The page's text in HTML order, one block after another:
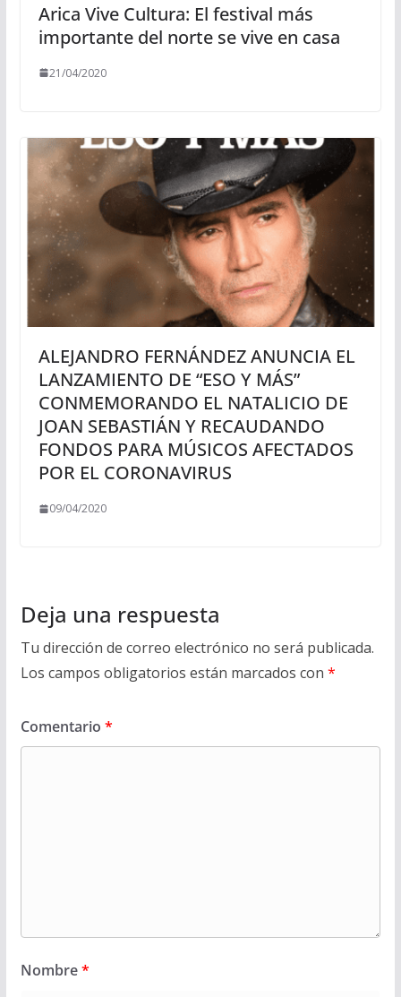
Arica Vive Cultura: El festival más
importante del norte se vive en casa
21/04/2020
ALEJANDRO FERNÁNDEZ ANUNCIA EL
LANZAMIENTO DE “ESO Y MÁS”
CONMEMORANDO EL NATALICIO DE
JOAN SEBASTIÁN Y RECAUDANDO
FONDOS PARA MÚSICOS AFECTADOS
POR EL CORONAVIRUS
09/04/2020
Deja una respuesta
Tu dirección de correo electrónico no será publicada.
Los campos obligatorios están marcados con *
Comentario *
Nombre*